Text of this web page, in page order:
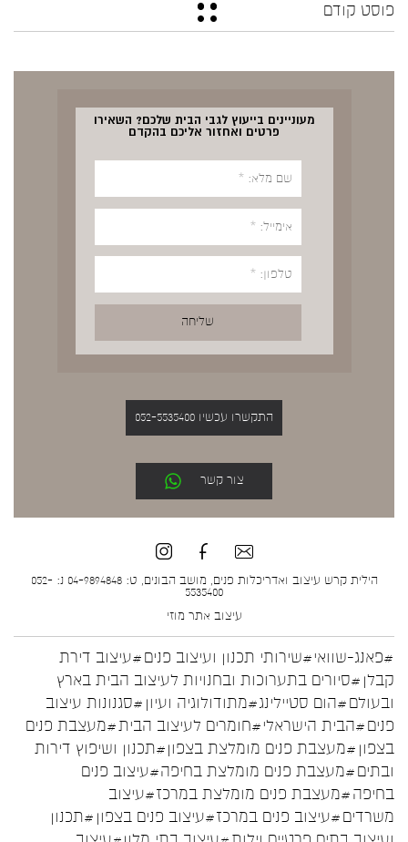
פוסט קודם
מעוניינים בייעוץ לגבי הבית שלכם? השאירו
פרטים ואחזור אליכם בהקדם
התקשרו עכשיו 052-5535400
צור קשר
הילית קרש עיצוב ואדריכלות פנים, מושב הבונים, ט: 04-9894848 נ: 052-
5535400
עיצוב אתר מוזי
#פאנג-שוואי#שירותי תכנון ועיצוב פנים#עיצוב דירת
קבלן #סיורים בתערוכות ובחנויות לעיצוב הבית בארץ
ובעולם#הום סטיילינג#מתודולוגיה ועיון #סגנונות עיצוב
פנים#הבית הישראלי#חומרים לעיצוב הבית#מעצבת פנים
בצפון #מעצבת פנים מומלצת בצפון#תכנון ושיפוץ דירות
ובתים#מעצבת פנים מומלצת בחיפה#עיצוב פנים
בחיפה#מעצבת פנים מומלצת במרכז#עיצוב
משרדים#עיצוב פנים במרכז#עיצוב פנים בצפון #תכנון